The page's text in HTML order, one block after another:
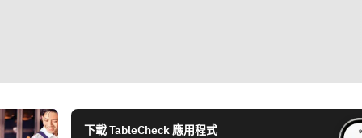
下載 TableCheck 應用程式